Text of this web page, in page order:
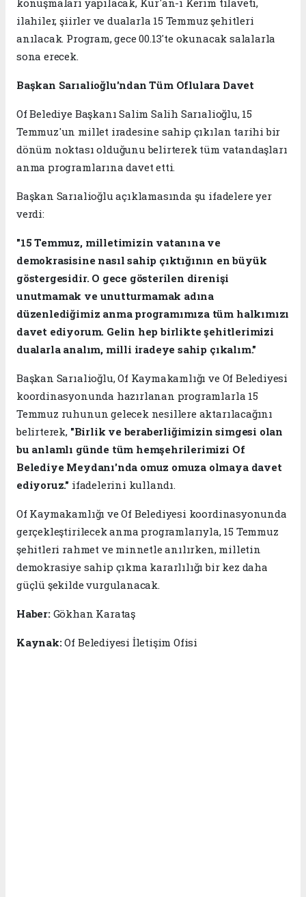
ilahiler, şiirler ve dualarla 15 Temmuz şehitleri
anılacak. Program, gece 00.13'te okunacak salalarla
sona erecek.
Başkan Sarıalioğlu'ndan Tüm Oflulara Davet
Of Belediye Başkanı Salim Salih Sarıalioğlu, 15
Temmuz'un millet iradesine sahip çıkılan tarihi bir
dönüm noktası olduğunu belirterek tüm vatandaşları
anma programlarına davet etti.
Başkan Sarıalioğlu açıklamasında şu ifadelere yer
verdi:
"15 Temmuz, milletimizin vatanına ve
demokrasisine nasıl sahip çıktığının en büyük
göstergesidir. O gece gösterilen direnişi
unutmamak ve unutturmamak adına
düzenlediğimiz anma programımıza tüm halkımızı
davet ediyorum. Gelin hep birlikte şehitlerimizi
dualarla analım, milli iradeye sahip çıkalım."
Başkan Sarıalioğlu, Of Kaymakamlığı ve Of Belediyesi
koordinasyonunda hazırlanan programlarla 15
Temmuz ruhunun gelecek nesillere aktarılacağını
belirterek, "Birlik ve beraberliğimizin simgesi olan
bu anlamlı günde tüm hemşehrilerimizi Of
Belediye Meydanı'nda omuz omuza olmaya davet
ediyoruz." ifadelerini kullandı.
Of Kaymakamlığı ve Of Belediyesi koordinasyonunda
gerçekleştirilecek anma programlarıyla, 15 Temmuz
şehitleri rahmet ve minnetle anılırken, milletin
demokrasiye sahip çıkma kararlılığı bir kez daha
güçlü şekilde vurgulanacak.
Haber: Gökhan Karataş
Kaynak:Of Belediyesi İletişim Ofisi